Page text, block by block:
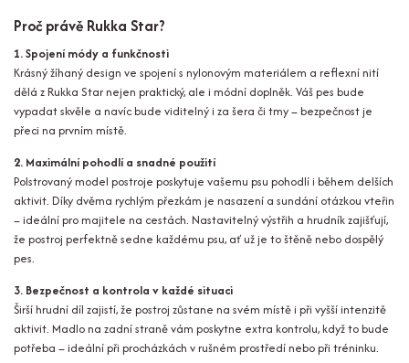
Proč právě Rukka Star?
1. Spojení módy a funkčnosti
Krásný žíhaný design ve spojení s nylonovým materiálem a reflexní nití
dělá z Rukka Star nejen praktický, ale i módní doplněk. Váš pes bude
vypadat skvěle a navíc bude viditelný i za šera či tmy – bezpečnost je
přeci na prvním místě.
2. Maximální pohodlí a snadné použití
Polstrovaný model postroje poskytuje vašemu psu pohodlí i během delších
aktivit. Díky dvěma rychlým přezkám je nasazení a sundání otázkou vteřin
– ideální pro majitele na cestách. Nastavitelný výstřih a hrudník zajišťují,
že postroj perfektně sedne každému psu, ať už je to štěně nebo dospělý
pes.
3. Bezpečnost a kontrola v každé situaci
Širší hrudní díl zajistí, že postroj zůstane na svém místě i při vyšší intenzitě
aktivit. Madlo na zadní straně vám poskytne extra kontrolu, když to bude
potřeba – ideální při procházkách v rušném prostředí nebo při tréninku.